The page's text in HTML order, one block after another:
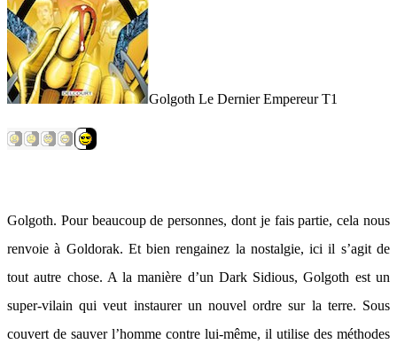
Golgoth Le Dernier Empereur T1
Golgoth. Pour beaucoup de personnes, dont je fais partie, cela nous
renvoie à Goldorak. Et bien rengainez la nostalgie, ici il s’agit de
tout autre chose. A la manière d’un Dark Sidious, Golgoth est un
super-vilain qui veut instaurer un nouvel ordre sur la terre. Sous
couvert de sauver l’homme contre lui-même, il utilise des méthodes